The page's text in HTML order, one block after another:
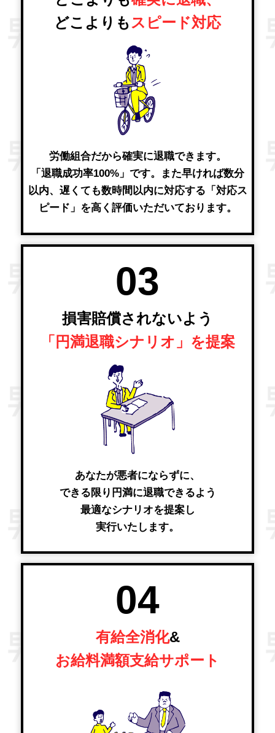
どこよりもスピード対応
労働組合だから確実に退職できます。
「退職成功率100%」です。また早ければ数分
以内、遅くても数時間以内に対応する「対応ス
ピード」を高く評価いただいております。
03
損害賠償されないよう
「円満退職シナリオ」を提案
あなたが悪者にならずに、
できる限り円満に退職できるよう
最適なシナリオを提案し
実行いたします。
04
有給全消化&
お給料満額支給サポート